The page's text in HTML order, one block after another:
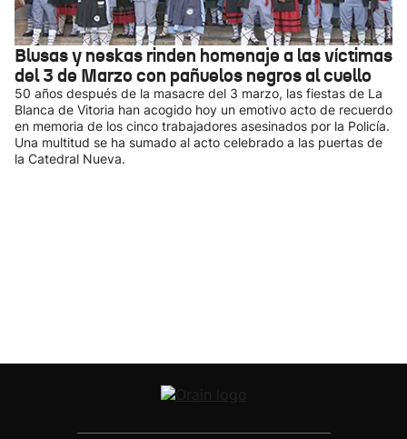
Blusas y neskas rinden homenaje a las víctimas
del 3 de Marzo con pañuelos negros al cuello
50 años después de la masacre del 3 marzo, las fiestas de La
Blanca de Vitoria han acogido hoy un emotivo acto de recuerdo
en memoria de los cinco trabajadores asesinados por la Policía.
Una multitud se ha sumado al acto celebrado a las puertas de
la Catedral Nueva.